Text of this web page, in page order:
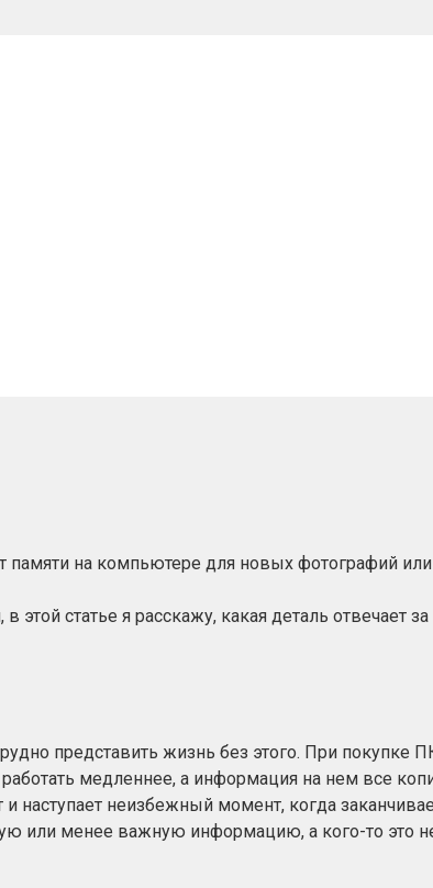
памяти на компьютере для новых фотографий
этой статье я расскажу, какая деталь
представить жизнь без этого. При
работать медленнее, а информация на нем все
наступает неизбежный момент, когда
или менее важную информацию, а кого-то это